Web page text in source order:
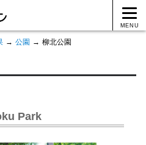
MENU
公園 柳北公園
Park